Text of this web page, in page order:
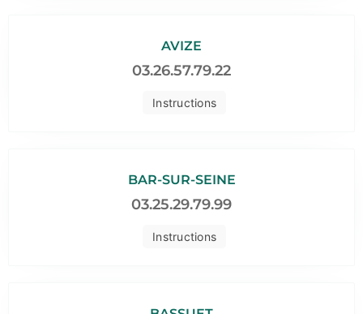
Instructions
AVIZE
03.26.57.79.22
Instructions
BAR-SUR-SEINE
03.25.29.79.99